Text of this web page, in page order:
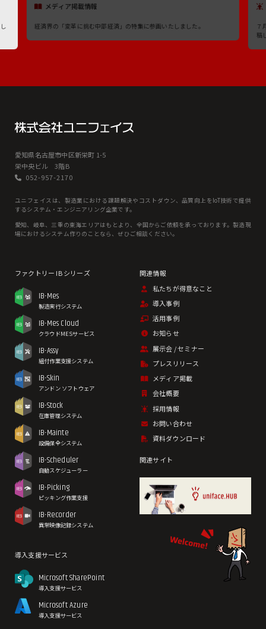
メディア掲載情報
経済界の「変革に挑む中部経済」の特集に参画いたしました。
７
稿
愛知県名古屋市中区新栄町 1-5
栄中央ビル 3階B
052-957-2170
ユニフェイスは、製造業における課題解決やコストダウン、品質向上をIoT技術で提供
するシステム・エンジニアリング企業です。
愛知、岐⾩、三重の東海エリアはもとより、全国からご依頼を承っております。製造現
場におけるシステム作りのことなら、ぜひご相談ください。
IB-Mes
製造実行システム
IB-Mes Cloud
クラウドMESサービス
IB-Assy
組付作業支援システム
IB-Skin
アンドン ソフトウェア
IB-Stock
在庫管理システム
IB-Mainte
設備保全システム
IB-Scheduler
自動スケジューラー
IB-Picking
ピッキング作業支援
IB-Recorder
異常映像記録システム
導入支援サービス
Microsoft SharePoint
導入支援サービス
Microsoft Azure
導入支援サービス
私たちが得意なこと
導入事例
活用事例
お知らせ
展示会 / セミナー
プレスリリース
メディア掲載
会社概要
採用情報
お問い合わせ
資料ダウンロード
関連サイト